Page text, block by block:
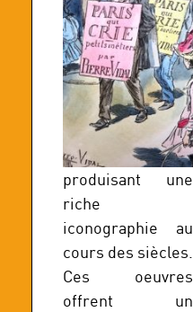
produisant une
riche
iconographie au
cours des siècles.
Ces oeuvres
offrent un